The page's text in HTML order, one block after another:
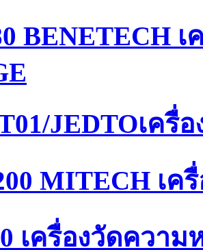
BENETECH
JEDTOเครื่
MITECH เค
เครื่องวัดความ